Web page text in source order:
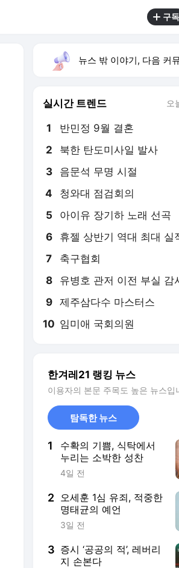
구독
뉴스 밖 이야기, 다음 커뮤니
실시간 트렌드 오
1 반민정 9월 결혼
2 북한 탄도미사일 발사
3 음문석 무명 시절
4 청와대 점검회의
5 아이유 장기하 노래 선곡
6 휴젤 상반기 역대 최대 실
7 축구협회
8 유병호 관저 이전 부실 감
9 제주삼다수 마스터스
10 임미애 국회의원
한겨레21 랭킹 뉴스
이용자의 본문 주목도 높은 뉴스입
탐독한 뉴스
1
수확의 기쁨, 식탁에서
누리는 소박한 성찬
4일 전
2 오세훈 1심 유죄, 적중한
명태균의 예언
3일 전
3 증시 ‘공공의 적’, 레버리
지 손본다